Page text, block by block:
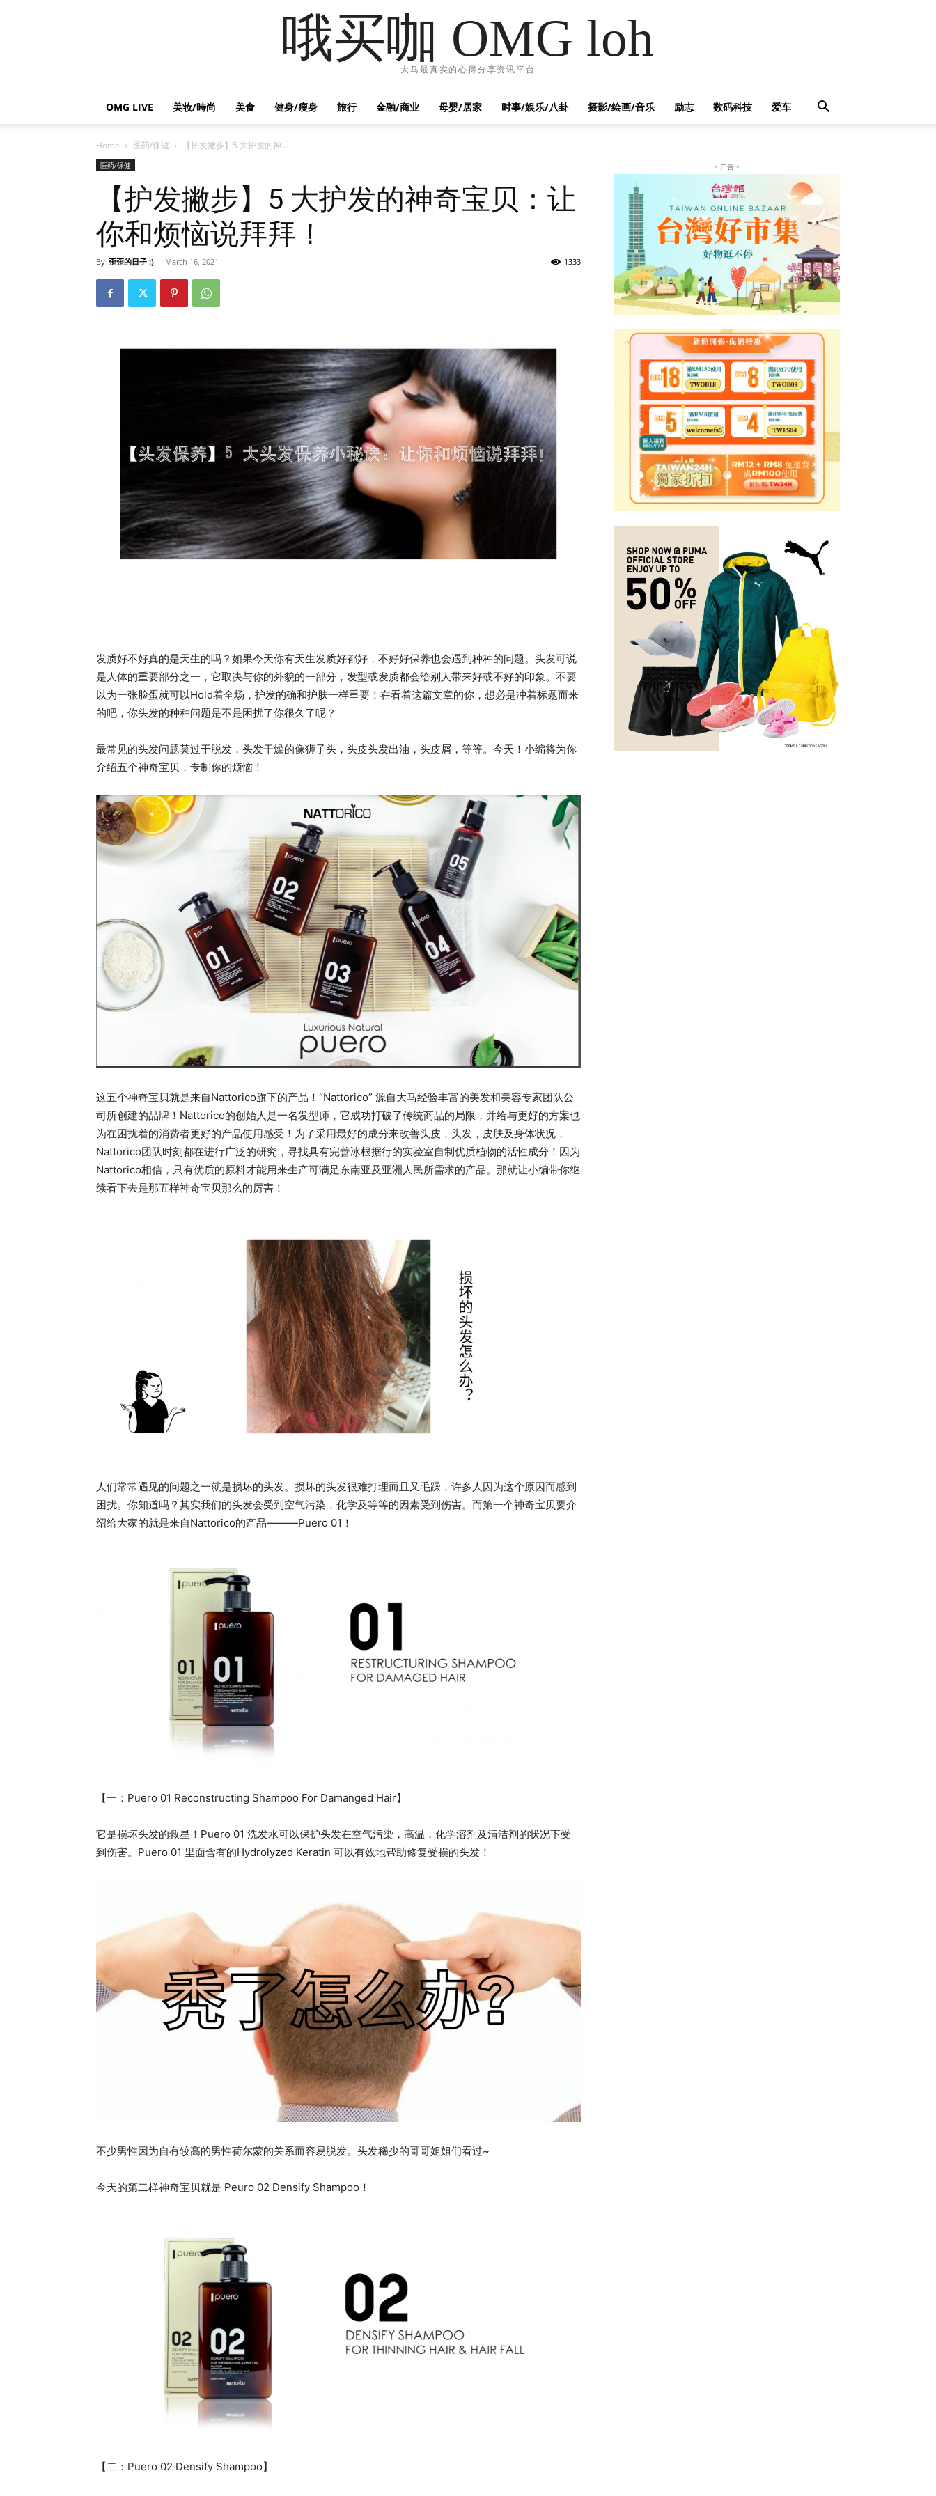
哦买咖 OMG loh
大马最真实的心得分享资讯平台
OMG LIVE 美妆/時尚 美食 健身/瘦身 旅行 金融/商业 母婴/居家 时事/娱乐/八卦 摄影/绘画/音乐 励志 数码科技 爱车
Home 医药/保健 【护发撇步】5 大护发的神...
医药/保健
【护发撇步】5 大护发的神奇宝贝：让
你和烦恼说拜拜！
By 歪歪的日子 :) - March 16, 2021 1333
发质好不好真的是天生的吗？如果今天你有天生发质好都好，不好好保养也会遇到种种的问题。头发可说
是人体的重要部分之一，它取决与你的外貌的一部分，发型或发质都会给别人带来好或不好的印象。不要
以为一张脸蛋就可以Hold着全场，护发的确和护肤一样重要！在看着这篇文章的你，想必是冲着标题而来
的吧，你头发的种种问题是不是困扰了你很久了呢？
最常见的头发问题莫过于脱发，头发干燥的像狮子头，头皮头发出油，头皮屑，等等。今天！小编将为你
介绍五个神奇宝贝，专制你的烦恼！
这五个神奇宝贝就是来自Nattorico旗下的产品！“Nattorico” 源自大马经验丰富的美发和美容专家团队公
司所创建的品牌！Nattorico的创始人是一名发型师，它成功打破了传统商品的局限，并给与更好的方案也
为在困扰着的消费者更好的产品使用感受！为了采用最好的成分来改善头皮，头发，皮肤及身体状况，
Nattorico团队时刻都在进行广泛的研究，寻找具有完善冰根据行的实验室自制优质植物的活性成分！因为
Nattorico相信，只有优质的原料才能用来生产可满足东南亚及亚洲人民所需求的产品。那就让小编带你继
续看下去是那五样神奇宝贝那么的厉害！
人们常常遇见的问题之一就是损坏的头发。损坏的头发很难打理而且又毛躁，许多人因为这个原因而感到
困扰。你知道吗？其实我们的头发会受到空气污染，化学及等等的因素受到伤害。而第一个神奇宝贝要介
绍给大家的就是来自Nattorico的产品———Puero 01！
【一：Puero 01 Reconstructing Shampoo For Damanged Hair】
它是损坏头发的救星！Puero 01 洗发水可以保护头发在空气污染，高温，化学溶剂及清洁剂的状况下受
到伤害。Puero 01 里面含有的Hydrolyzed Keratin 可以有效地帮助修复受损的头发！
不少男性因为自有较高的男性荷尔蒙的关系而容易脱发。头发稀少的哥哥姐姐们看过~
今天的第二样神奇宝贝就是 Peuro 02 Densify Shampoo！
【二：Puero 02 Densify Shampoo】
- 广告 -